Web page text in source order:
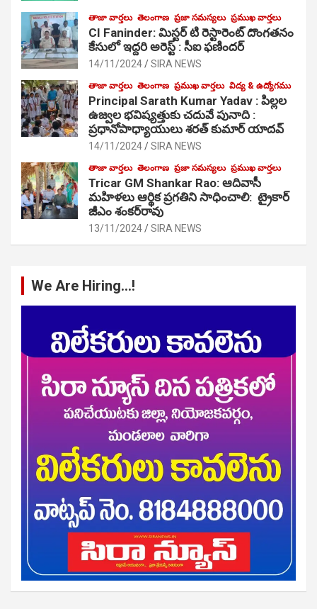
తాజా వార్తలు తెలంగాణ ప్రజా సమస్యలు ప్రముఖ వార్తలు
CI Faninder: మిస్టర్ టి రెస్టారెంట్ దొంగతనం
కేసులో ఇద్దరి అరెస్ట్ : సీఐ ఫణిందర్
14/11/2024 SIRA NEWS
తాజా వార్తలు తెలంగాణ ప్రముఖ వార్తలు విద్య & ఉద్యోగము
Principal Sarath Kumar Yadav : పిల్లల
ఉజ్వల భవిష్యత్తుకు చదువే పునాది :
ప్రధానోపాధ్యాయులు శరత్ కుమార్ యాదవ్
14/11/2024 SIRA NEWS
తాజా వార్తలు తెలంగాణ ప్రజా సమస్యలు ప్రముఖ వార్తలు
Tricar GM Shankar Rao: ఆదివాసీ
మహిళలు ఆర్థిక ప్రగతిని సాధించాలి: ట్రైకార్
జీఎం శంకర్‌రావు
13/11/2024 SIRA NEWS
We Are Hiring…!